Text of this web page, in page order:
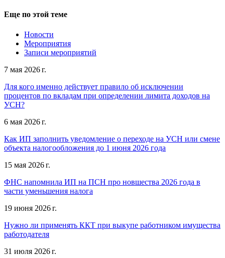
Еще по этой теме
Новости
Мероприятия
Записи мероприятий
7 мая 2026 г.
Для кого именно действует правило об исключении
процентов по вкладам при определении лимита доходов на
УСН?
6 мая 2026 г.
Как ИП заполнить уведомление о переходе на УСН или смене
объекта налогообложения до 1 июня 2026 года
15 мая 2026 г.
ФНС напомнила ИП на ПСН про новшества 2026 года в
части уменьшения налога
19 июня 2026 г.
Нужно ли применять ККТ при выкупе работником имущества
работодателя
31 июля 2026 г.